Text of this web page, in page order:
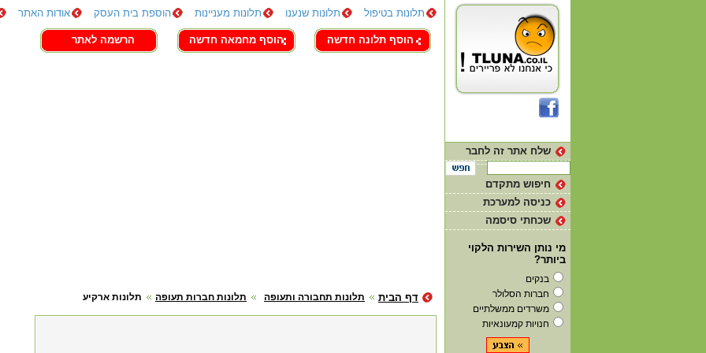
תלונות בטיפול תלונות שנענו תלונות מעניינות הוספת בית העסק אודות האתר
צור קשר
הוסף תלונה חדשה הוסף מחמאה חדשה הרשמה לאתר
תלונות ארקיע תלונות חברות תעופה תלונות תחבורה ותעופה דף הבית
שלח אתר זה לחבר
חיפוש מתקדם
כניסה למערכת
שכחתי סיסמה
מי נותן השירות הלקוי
ביותר?
בנקים
חברות הסלולר
משרדים ממשלתיים
חנויות קמעונאיות